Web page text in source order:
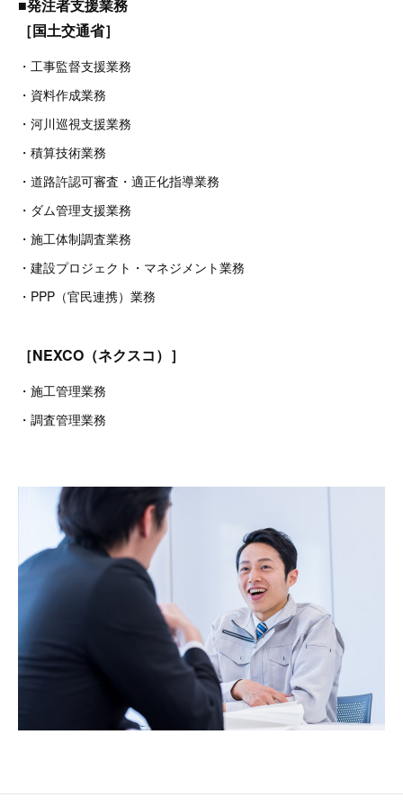
■発注者支援業務
［国土交通省］
・工事監督支援業務
・資料作成業務
・河川巡視支援業務
・積算技術業務
・道路許認可審査・適正化指導業務
・ダム管理支援業務
・施工体制調査業務
・建設プロジェクト・マネジメント業務
・PPP（官民連携）業務
［NEXCO（ネクスコ）］
・施工管理業務
・調査管理業務